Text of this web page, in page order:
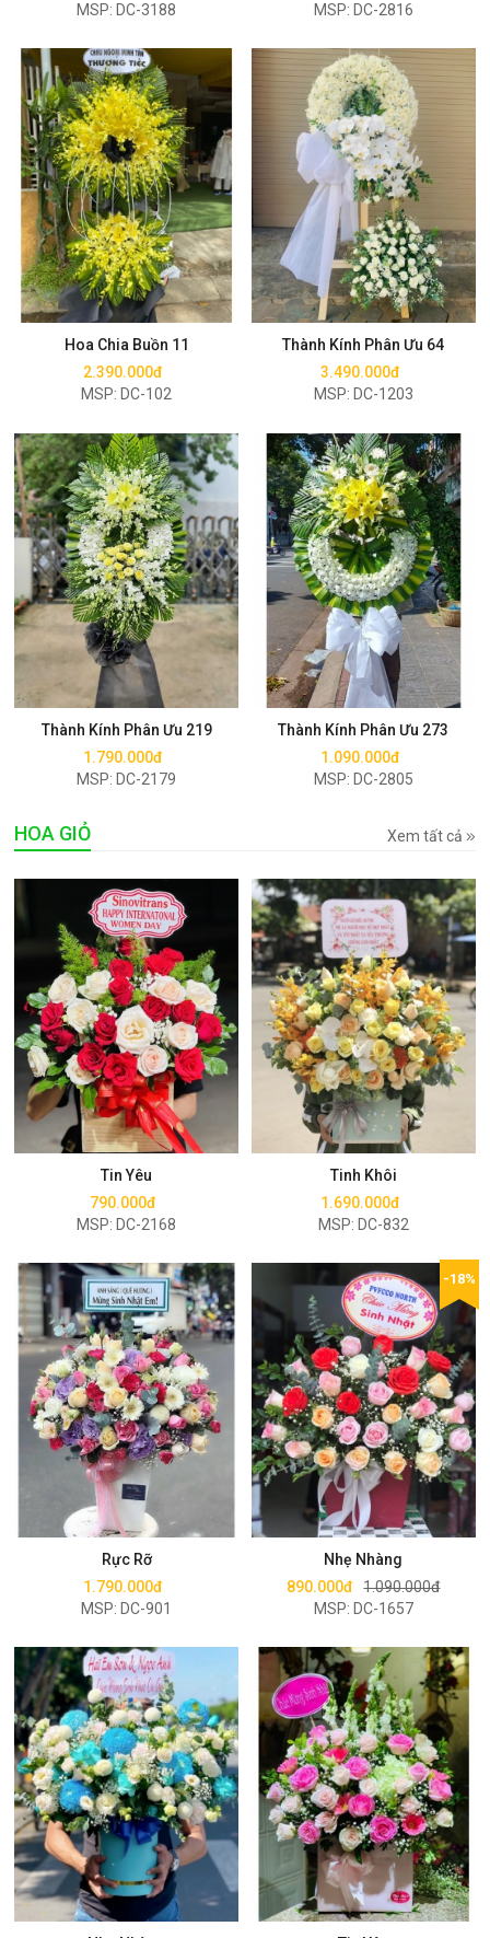
MSP: DC-3188
MSP: DC-2816
Hoa Chia Buồn 11
2.390.000đ
MSP: DC-102
Mua ngay
Thành Kính Phân Ưu 64
3.490.000đ
MSP: DC-1203
Mua ngay
Thành Kính Phân Ưu 219
1.790.000đ
MSP: DC-2179
Mua ngay
Thành Kính Phân Ưu 273
1.090.000đ
MSP: DC-2805
Mua ngay
HOA GIỎ Xem tất cả
Tin Yêu
790.000đ
MSP: DC-2168
Mua ngay
Tinh Khôi
1.690.000đ
MSP: DC-832
Mua ngay
Rực Rỡ
1.790.000đ
MSP: DC-901
Mua ngay
Nhẹ Nhàng
890.000đ 1.090.000đ
MSP: DC-1657
-18%
Mua ngay
Mua ngay Mua ngay